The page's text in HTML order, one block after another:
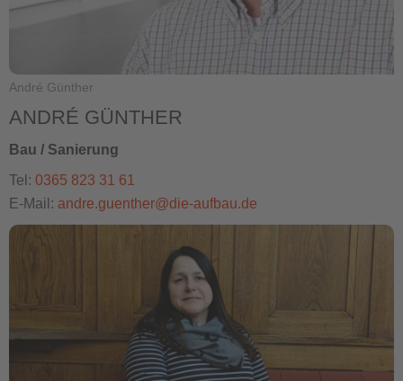
André Günther
ANDRÉ GÜNTHER
Bau / Sanierung
Tel: 0365 823 31 61
E-Mail: andre.guenther@die-aufbau.de